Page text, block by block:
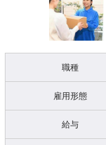
職種
雇用形態
給与